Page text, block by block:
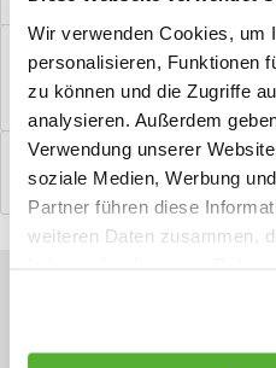
Wir verwenden Cookies, um
personalisieren, Funktionen
zu können und die Zugriffe
analysieren. Außerdem
Verwendung unserer
soziale Medien, Werbung
Partner führen diese
weiteren Daten zusammen,
Windfangelemente online am
einbaufertig bestellen. In
Bewertungen
0
Bewertungen lesen, schreiben
Sie haben